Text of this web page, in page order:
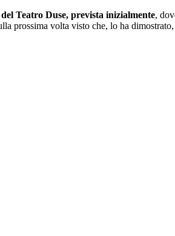
Teatro Duse, prevista inizialmente,
prossima volta visto che, lo ha